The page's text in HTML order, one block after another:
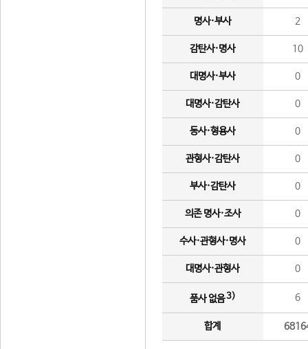
명사·부사 2
감탄사·명사 10
대명사·부사 0
대명사·감탄사 0
동사·형용사 0
관형사·감탄사 0
부사·감탄사 0
의존 명사·조사 0
수사·관형사·명사 0
대명사·관형사 0
품사 없음3) 6
합계